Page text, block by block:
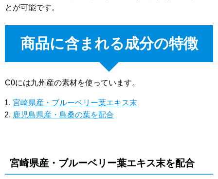
とが可能です。
商品に含まれる成分の特徴
C0には九州産の素材を使っています。
宮崎県産・ブルーベリー葉エキス末
鹿児島県産・島桑の葉を配合
宮崎県産・ブルーベリー葉エキス末を配合